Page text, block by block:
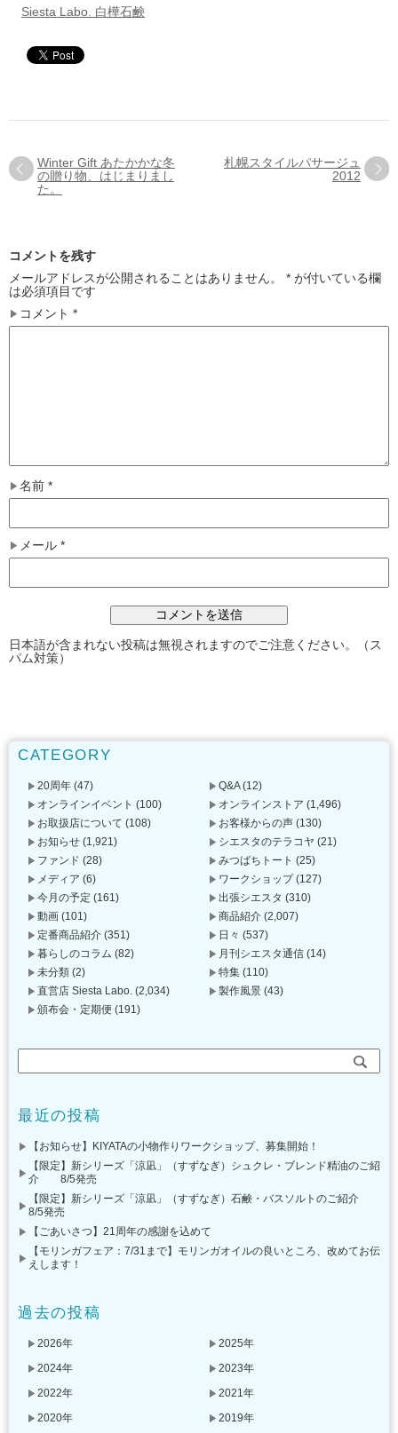
Siesta Labo. 白樺石鹸
Winter Gift あたかかな冬
の贈り物、はじまりまし
た。
札幌スタイルパサージュ
2012
コメントを残す
メールアドレスが公開されることはありません。
* が付いている欄
は必須項目です
コメント *
名前 *
メール *
日本語が含まれない投稿は無視されますのでご注意ください。（ス
パム対策）
CATEGORY
20周年 (47) Q&A(12)
オンラインイベント (100) オンラインストア (1,496)
お取扱店について (108) お客様からの声 (130)
お知らせ (1,921) シエスタのテラコヤ (21)
ファンド (28) みつばちトート (25)
メディア (6) ワークショップ(127)
今月の予定 (161) 出張シエスタ (310)
動画 (101) 商品紹介 (2,007)
定番商品紹介 (351) 日々 (537)
暮らしのコラム (82) 月刊シエスタ通信 (14)
未分類 (2) 特集 (110)
直営店 Siesta Labo. (2,034) 製作風景 (43)
頒布会・定期便 (191)
最近の投稿
【お知らせ】KIYATAの小物作りワークショップ、募集開始！
【限定】新シリーズ「涼凪」（すずなぎ）シュクレ・ブレンド精油のご紹
介 8/5発売
【限定】新シリーズ「涼凪」（すずなぎ）石鹸・バスソルトのご紹介
8/5発売
【ごあいさつ】21周年の感謝を込めて
【モリンガフェア：7/31まで】モリンガオイルの良いところ、改めてお伝
えします！
過去の投稿
2026年
2025年
2024年
2023年
2022年
2021年
2020年
2019年